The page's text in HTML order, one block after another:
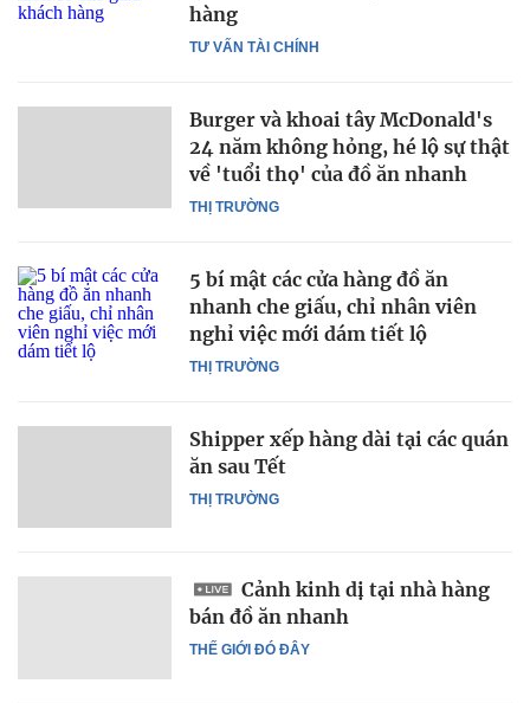
TƯ VẤN TÀI CHÍNH
hàng
THỊ TRƯỜNG
Burger và khoai tây McDonald's
24 năm không hỏng, hé lộ sự thật
về 'tuổi thọ' của đồ ăn nhanh
THỊ TRƯỜNG
5 bí mật các cửa hàng đồ ăn
nhanh che giấu, chỉ nhân viên
nghỉ việc mới dám tiết lộ
THỊ TRƯỜNG
Shipper xếp hàng dài tại các quán
ăn sau Tết
THẾ GIỚI ĐÓ ĐÂY
Cảnh kinh dị tại nhà hàng
bán đồ ăn nhanh